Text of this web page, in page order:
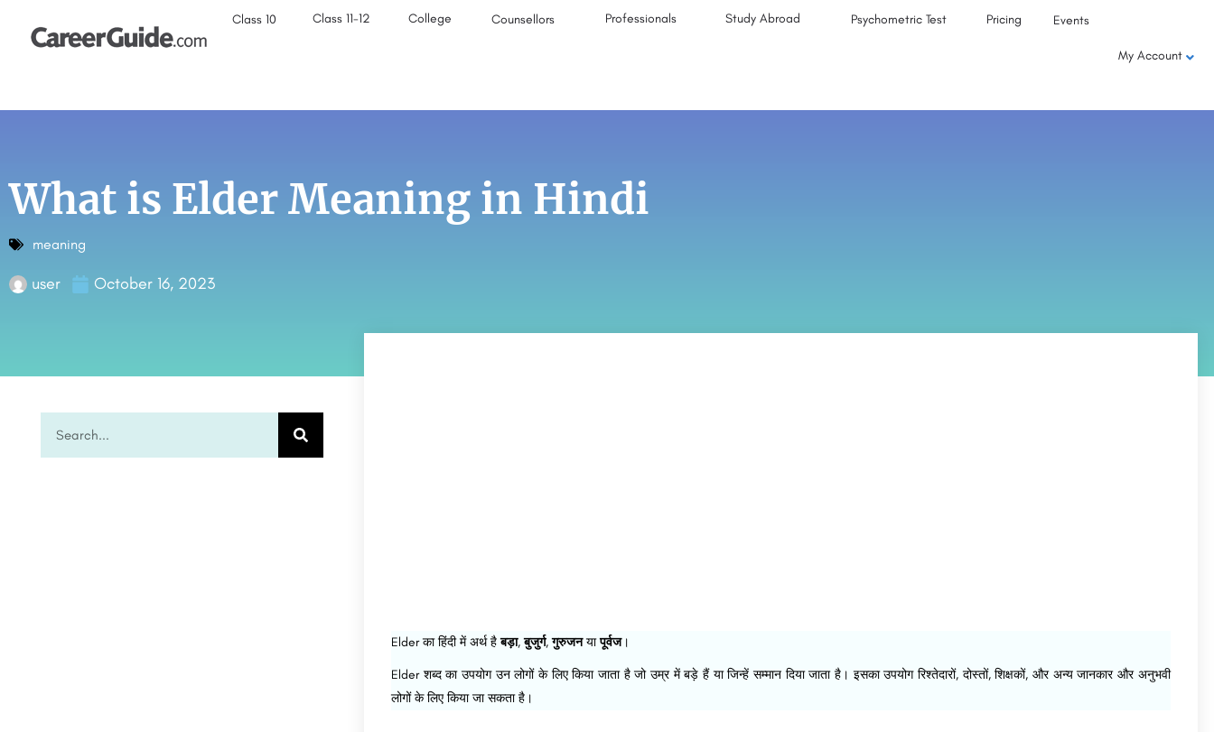
Class 10 Class 11-12 College Counsellors Professionals Study Abroad Psychometric Test Pricing Events
My Account
What is Elder Meaning in Hindi
meaning
user October 16, 2023
Elder का हिंदी में अर्थ हैबड़ा,बुजुर्ग,गुरुजनयापूर्वज।
Elder शब्द का उपयोग उन लोगों के लिए किया जाता है जो उम्र में बड़े हैं या जिन्हें सम्मान दिया जाता है। इसका उपयोग रिश्तेदारों, दोस्तों, शिक्षकों, और अन्य जानकार और अनुभवी
लोगों के लिए किया जा सकता है।